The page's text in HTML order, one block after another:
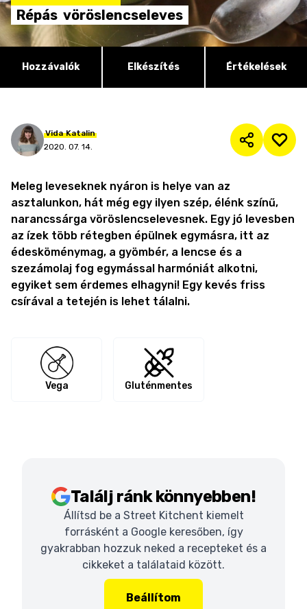
Répás vöröslencseleves
Hozzávalók Elkészítés Értékelések
Vida Katalin
2020. 07. 14.
Meleg leveseknek nyáron is helye van az
asztalunkon, hát még egy ilyen szép, élénk színű,
narancssárga vöröslencselevesnek. Egy jó levesben
az ízek több rétegben épülnek egymásra, itt az
édesköménymag, a gyömbér, a lencse és a
szezámolaj fog egymással harmóniát alkotni,
egyiket sem érdemes elhagyni! Egy kevés friss
csírával a tetején is lehet tálalni.
Vega Gluténmentes
Találj ránk könnyebben!
Állítsd be a Street Kitchent kiemelt
forrásként a Google keresőben, így
gyakrabban hozzuk neked a recepteket és a
cikkeket a találataid között.
Beállítom